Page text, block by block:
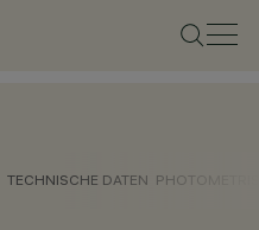
TECHNISCHE DATEN